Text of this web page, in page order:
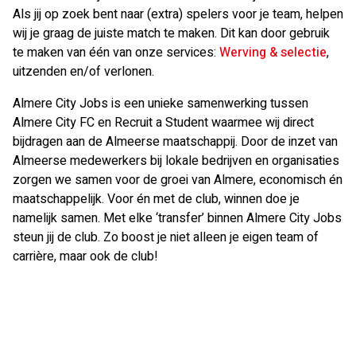
Als jij op zoek bent naar (extra) spelers voor je team, helpen
wij je graag de juiste match te maken. Dit kan door gebruik
te maken van één van onze services: Werving & selectie,
uitzenden en/of verlonen.
Almere City Jobs is een unieke samenwerking tussen
Almere City FC en Recruit a Student waarmee wij direct
bijdragen aan de Almeerse maatschappij. Door de inzet van
Almeerse medewerkers bij lokale bedrijven en organisaties
zorgen we samen voor de groei van Almere, economisch én
maatschappelijk. Voor én met de club, winnen doe je
namelijk samen. Met elke ‘transfer’ binnen Almere City Jobs
steun jij de club. Zo boost je niet alleen je eigen team of
carrière, maar ook de club!